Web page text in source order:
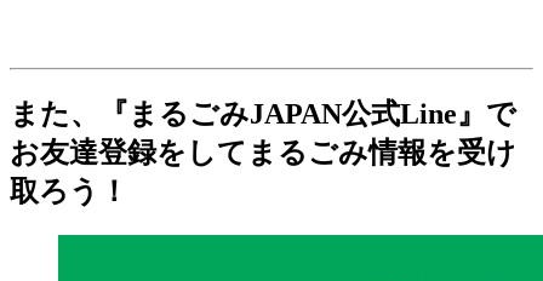
また、『まるごみJAPAN公式Line』で
お友達登録をしてまるごみ情報を受け
取ろう！